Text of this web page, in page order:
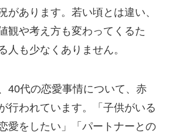
があります。若い頃とは違い、
観や考え方も変わってくるた
人も少なくありません。
40代の恋愛事情について、赤
行われています。「子供がいる
愛をしたい」「パートナーとの